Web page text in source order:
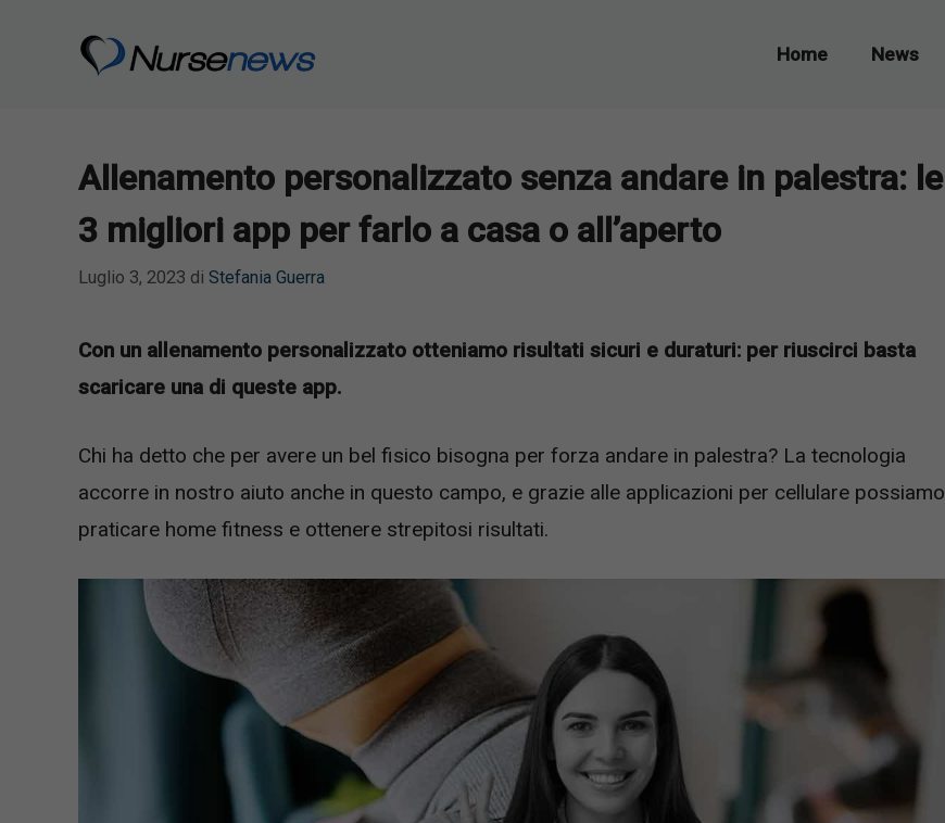
Home News
Allenamento personalizzato senza andare in palestra: le
3 migliori app per farlo a casa o all’aperto
Luglio 3, 2023 di Stefania Guerra
Con un allenamento personalizzato otteniamo risultati sicuri e duraturi: per riuscirci basta
scaricare una di queste app.
Chi ha detto che per avere un bel fisico bisogna per forza andare in palestra? La tecnologia
accorre in nostro aiuto anche in questo campo, e grazie alle applicazioni per cellulare possiamo
praticare home fitness e ottenere strepitosi risultati.